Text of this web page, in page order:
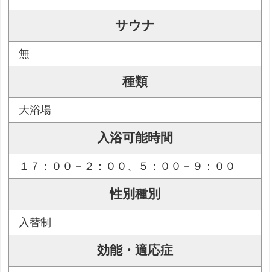
サウナ
無
種類
大浴場
入浴可能時間
１７：００－２：００、５：００－９：００
性別種別
入替制
効能・適応症